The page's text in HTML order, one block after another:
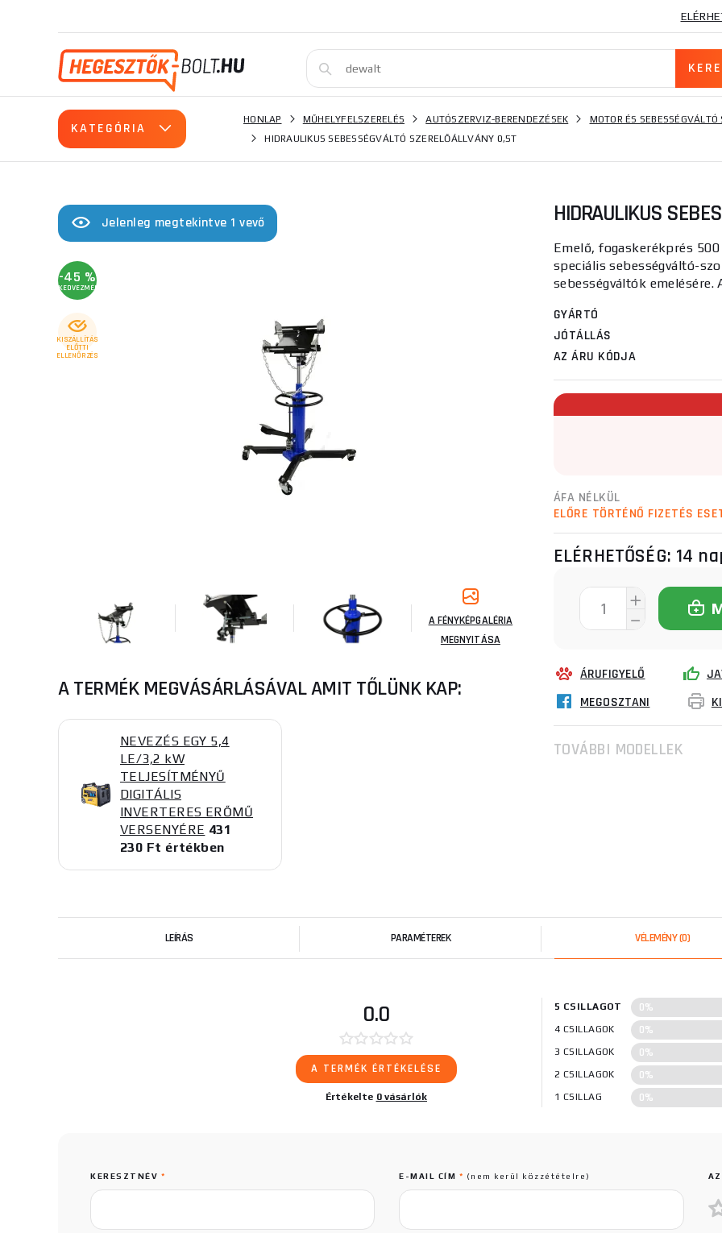
KATEGÓRIA
HONLAP MŰHELYFELSZERELÉS AUTÓSZERVIZ-BERENDEZÉSEK
MOTOR ÉS
HIDRAULIKUS SEBESSÉGVÁLTÓ SZERELŐÁLLVÁNY 0,5T
Jelenleg megtekintve 1 vevő
-45 %
KEDVEZMÉNY
KISZÁLLÍTÁS
ELŐTTI
ELLENŐRZÉS
A FÉNYKÉPGALÉRIA
MEGNYITÁSA
A TERMÉK MEGVÁSÁRLÁSÁVAL AMIT TŐLÜNK KAP:
NEVEZÉS EGY 5,4
LE/3,2 kW
TELJESÍTMÉNYŰ
DIGITÁLIS
INVERTERES ERŐMŰ
VERSENYÉRE 431
230 Ft értékben
HIDRAULIKUS
Emelő, fogaskerékprés
speciális sebességváltó-
sebességváltók emelésére.
GYÁRTÓ
JÓTÁLLÁS
AZ ÁRU KÓDJA
ÁFA NÉLKÜL
ELŐRE TÖRTÉNŐ FIZETÉS
ELÉRHETŐSÉG: 14
ÁRUFIGYELŐ
MEGOSZTANI
TOVÁBBI MODELLEK
LEÍRÁS PARAMÉTEREK VÉLEMÉNY(0)
0.0
A TERMÉK ÉRTÉKELÉSE
Értékelte 0 vásárlók
5 CSILLAGOT 0%
4 CSILLAGOK 0%
3 CSILLAGOK 0%
2 CSILLAGOK 0%
1 CSILLAG 0%
KERESZTNÉV * E-MAIL CÍM * (nem kerül közzétételre)